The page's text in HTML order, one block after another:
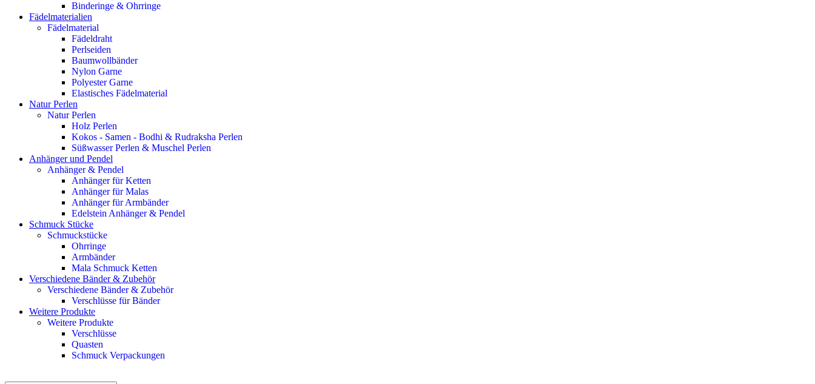
Binderinge & Ohrringe
Fädelmaterialien
Fädelmaterial
Fädeldraht
Perlseiden
Baumwollbänder
Nylon Garne
Polyester Garne
Elastisches Fädelmaterial
Natur Perlen
Natur Perlen
Holz Perlen
Kokos - Samen - Bodhi & Rudraksha Perlen
Süßwasser Perlen & Muschel Perlen
Anhänger und Pendel
Anhänger & Pendel
Anhänger für Ketten
Anhänger für Malas
Anhänger für Armbänder
Edelstein Anhänger & Pendel
Schmuck Stücke
Schmuckstücke
Ohrringe
Armbänder
Mala Schmuck Ketten
Verschiedene Bänder & Zubehör
Verschiedene Bänder & Zubehör
Verschlüsse für Bänder
Weitere Produkte
Weitere Produkte
Verschlüsse
Quasten
Schmuck Verpackungen